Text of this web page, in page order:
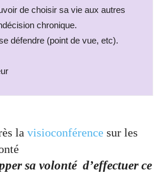
de choisir sa vie aux autres
chronique.
défendre (point de vue, etc).
la visioconférence sur les
sa volonté d’effectuer ce